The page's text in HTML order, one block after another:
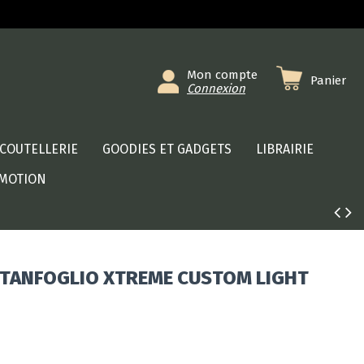
Mon compte
Connexion
Panier
COUTELLERIE GOODIES ET GADGETS
LIBRAIRIE
XTREME CUSTOM LIGHT